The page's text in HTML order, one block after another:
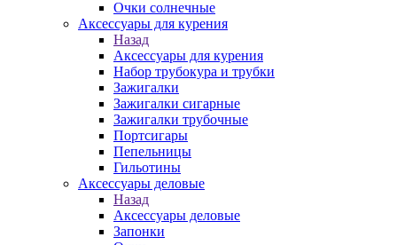
Очки солнечные
Аксессуары для курения
Назад
Аксессуары для курения
Набор трубокура и трубки
Зажигалки
Зажигалки сигарные
Зажигалки трубочные
Портсигары
Пепельницы
Гильотины
Аксессуары деловые
Назад
Аксессуары деловые
Запонки